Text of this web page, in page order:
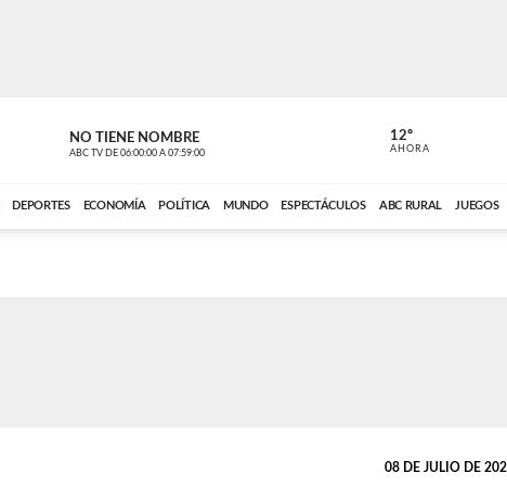
NO TIENE NOMBRE
ABC TV DE 06:00:00 A 07:59:00 ABC CARDINAL
12º
AHORA
DEPORTES ECONOMÍA POLÍTICA MUNDO ESPECTÁCULOS ABC RURAL JUEGOS
08 DE JULIO DE